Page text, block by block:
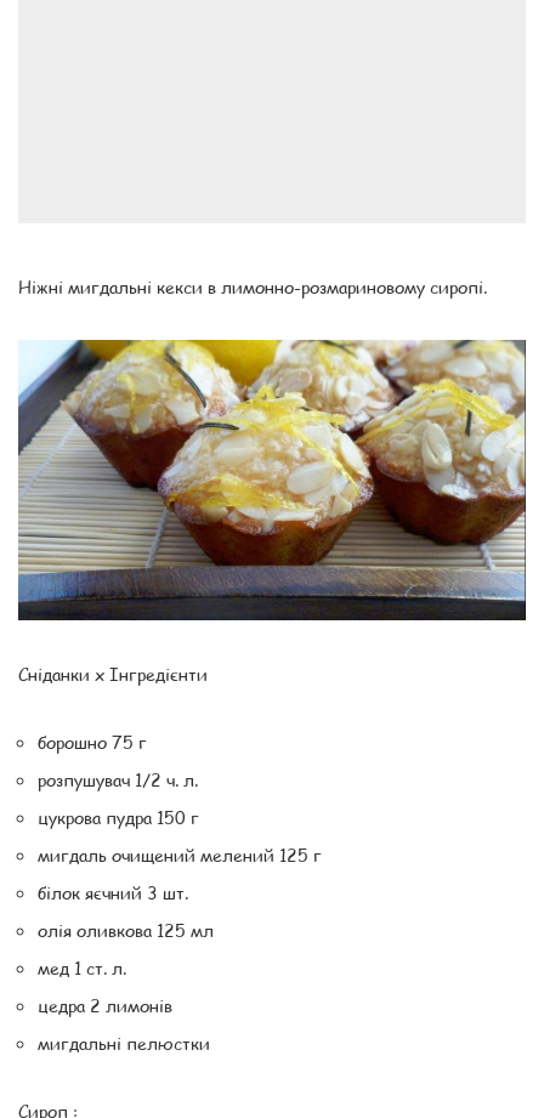
Ніжні мигдальні кекси в лимонно-розмариновому сиропі.
Сніданки x Інгредієнти
борошно 75 г
розпушувач 1/2 ч. л.
цукрова пудра 150 г
мигдаль очищений мелений 125 г
білок яєчний 3 шт.
олія оливкова 125 мл
мед 1 ст. л.
цедра 2 лимонів
мигдальні пелюстки
Сироп :